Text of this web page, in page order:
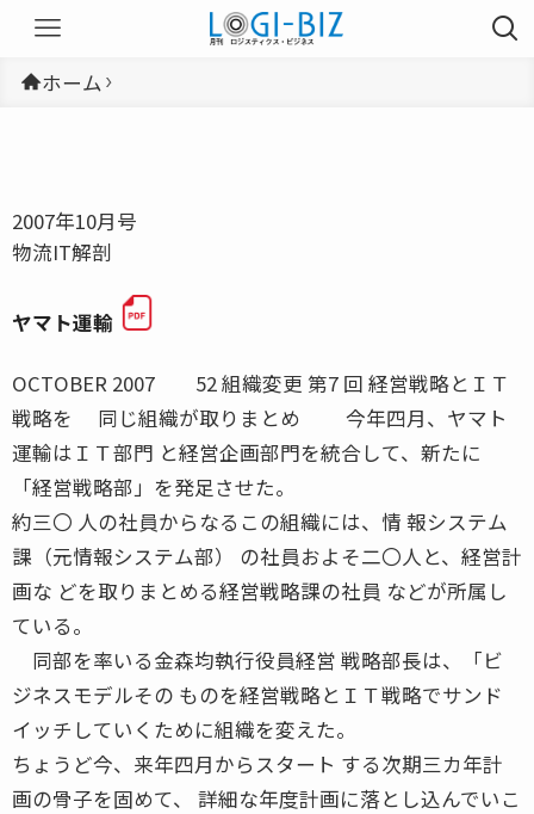
ホーム
2007年10月号
物流IT解剖
ヤマト運輸
OCTOBER 2007 52 組織変更 第7 回 経営戦略とＩＴ
戦略を 同じ組織が取りまとめ 今年四月、ヤマト
運輸はＩＴ部門 と経営企画部門を統合して、新たに
「経営戦略部」を発足させた。
約三〇 人の社員からなるこの組織には、情 報システム
課（元情報システム部） の社員およそ二〇人と、経営計
画な どを取りまとめる経営戦略課の社員 などが所属し
ている。
同部を率いる金森均執行役員経営 戦略部長は、「ビ
ジネスモデルその ものを経営戦略とＩＴ戦略でサンド
イッチしていくために組織を変えた。
ちょうど今、来年四月からスタート する次期三カ年計
画の骨子を固めて、 詳細な年度計画に落とし込んでいこ